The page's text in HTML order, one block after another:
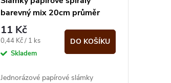
barevný mix 20cm průměr
6mm 25ks Gastro
11 Kč
Měrná
cena:
0,44 Kč / 1 ks
Skladem
DO KOŠÍKU
Jednorázové papírové slámky